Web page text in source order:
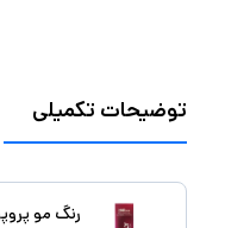
توضیحات تکمیلی
رنگ مو پروپرنسلی شماره 12.013